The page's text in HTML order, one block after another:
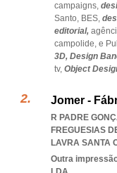
campaigns,
Santo, BES,
editorial,
campolide, e
3D, Design
tv, Object
Jomer -
R PADRE
FREGUESIAS
LAVRA SANTA
Outra